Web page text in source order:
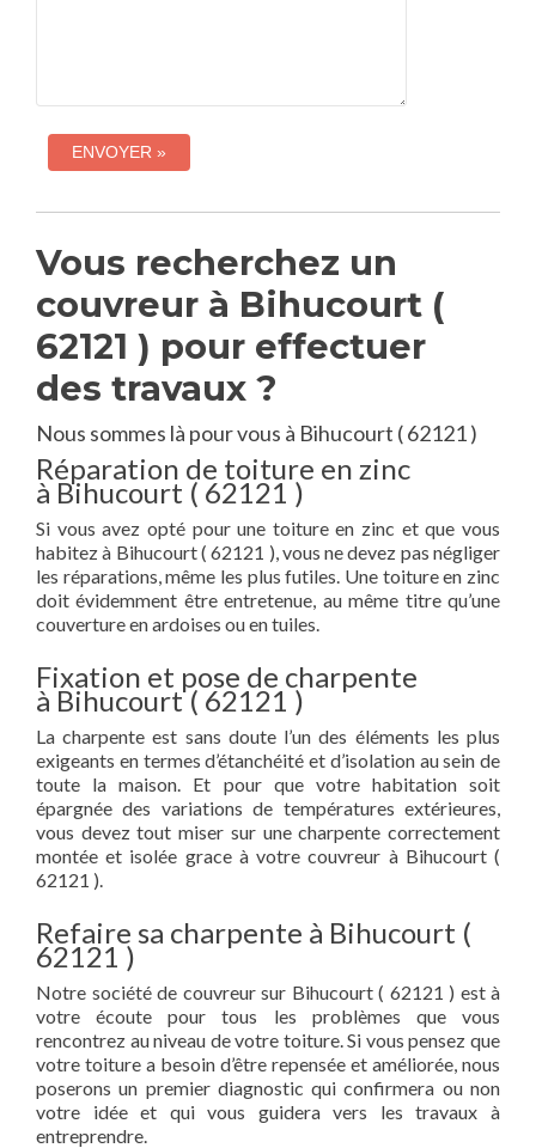
Vous recherchez un
couvreur à Bihucourt (
62121 ) pour effectuer
des travaux ?
Nous sommes là pour vous à Bihucourt ( 62121 )
Réparation de toiture en zinc
à Bihucourt ( 62121 )
Si vous avez opté pour une toiture en zinc et que vous
habitez à Bihucourt ( 62121 ), vous ne devez pas négliger
les réparations, même les plus futiles. Une toiture en zinc
doit évidemment être entretenue, au même titre qu’une
couverture en ardoises ou en tuiles.
Fixation et pose de charpente
à Bihucourt ( 62121 )
La charpente est sans doute l’un des éléments les plus
exigeants en termes d’étanchéité et d’isolation au sein de
toute la maison. Et pour que votre habitation soit
épargnée des variations de températures extérieures,
vous devez tout miser sur une charpente correctement
montée et isolée grace à votre couvreur à Bihucourt (
62121 ).
Refaire sa charpente à Bihucourt (
62121 )
Notre société de couvreur sur Bihucourt ( 62121 ) est à
votre écoute pour tous les problèmes que vous
rencontrez au niveau de votre toiture. Si vous pensez que
votre toiture a besoin d’être repensée et améliorée, nous
poserons un premier diagnostic qui confirmera ou non
votre idée et qui vous guidera vers les travaux à
entreprendre.